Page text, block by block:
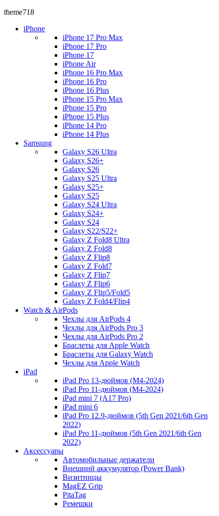
theme718
iPhone
iPhone 17 Pro Max
iPhone 17 Pro
iPhone 17
iPhone Air
iPhone 16 Pro Max
iPhone 16 Pro
iPhone 16 Plus
iPhone 15 Pro Max
iPhone 15 Pro
iPhone 15 Plus
iPhone 14 Pro
iPhone 14 Plus
Samsung
Galaxy S26 Ultra
Galaxy S26+
Galaxy S26
Galaxy S25 Ultra
Galaxy S25+
Galaxy S25
Galaxy S24 Ultra
Galaxy S24+
Galaxy S24
Galaxy S22/S22+
Galaxy Z Fold8 Ultra
Galaxy Z Fold8
Galaxy Z Flip8
Galaxy Z Fold7
Galaxy Z Flip7
Galaxy Z Flip6
Galaxy Z Flip5/Fold5
Galaxy Z Fold4/Flip4
Watch & AirPods
Чехлы для AirPods 4
Чехлы для AirPods Pro 3
Чехлы для AirPods Pro 2
Браслеты для Apple Watch
Браслеты для Galaxy Watch
Чехлы для Apple Watch
iPad
iPad Pro 13-дюймов (M4-2024)
iPad Pro 11-дюймов (M4-2024)
iPad mini 7 (A17 Pro)
iPad mini 6
iPad Pro 12.9-дюймов (5th Gen 2021/6th Gen
2022)
iPad Pro 11-дюймов (5th Gen 2021/6th Gen
2022)
Аксессуары
Автомобильные держатели
Внешний аккумулятор (Power Bank)
Визитницы
MagEZ Grip
PitaTag
Ремешки